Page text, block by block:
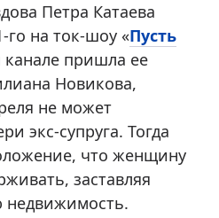
Петра Катаева
го на ток-шоу «Пусть
пришла ее
Новикова,
не может
экс-супруга. Тогда
что женщину
заставляя
недвижимость.